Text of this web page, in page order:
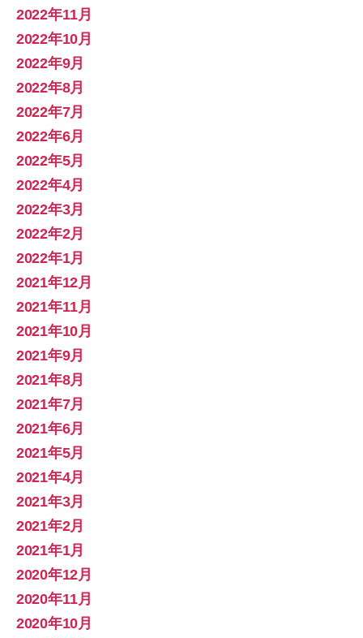
2022年11月
2022年10月
2022年9月
2022年8月
2022年7月
2022年6月
2022年5月
2022年4月
2022年3月
2022年2月
2022年1月
2021年12月
2021年11月
2021年10月
2021年9月
2021年8月
2021年7月
2021年6月
2021年5月
2021年4月
2021年3月
2021年2月
2021年1月
2020年12月
2020年11月
2020年10月